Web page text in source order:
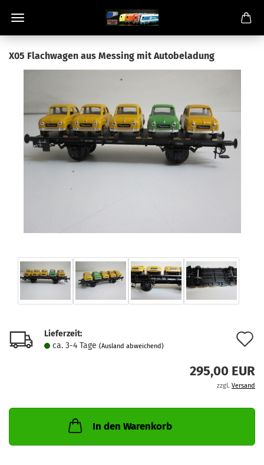
X05 Flachwagen aus Messing mit Autobeladung
Lieferzeit:
ca. 3-4 Tage (Ausland abweichend)
295,00 EUR
zzgl. Versand
In den Warenkorb